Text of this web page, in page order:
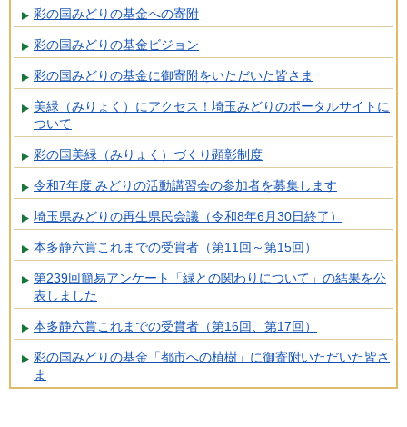
彩の国みどりの基金への寄附
彩の国みどりの基金ビジョン
彩の国みどりの基金に御寄附をいただいた皆さま
美緑（みりょく）にアクセス！埼玉みどりのポータルサイトに
ついて
彩の国美緑（みりょく）づくり顕彰制度
令和7年度 みどりの活動講習会の参加者を募集します
埼玉県みどりの再生県民会議（令和8年6月30日終了）
本多静六賞これまでの受賞者（第11回～第15回）
第239回簡易アンケート「緑との関わりについて」の結果を公
表しました
本多静六賞これまでの受賞者（第16回、第17回）
彩の国みどりの基金「都市への植樹」に御寄附いただいた皆さ
ま